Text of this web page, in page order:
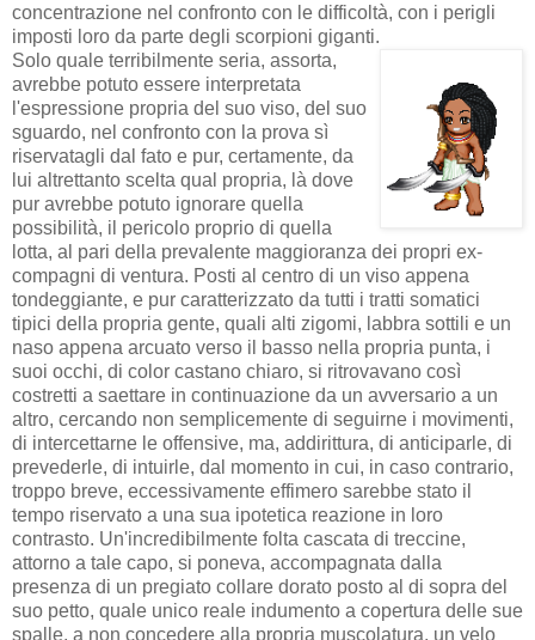
concentrazione nel confronto con le difficoltà, con i perigli
imposti loro da parte degli scorpioni giganti.
Solo quale terribilmente seria, assorta,
avrebbe potuto essere interpretata
l'espressione propria del suo viso, del suo
sguardo, nel confronto con la prova sì
riservatagli dal fato e pur, certamente, da
lui altrettanto scelta qual propria, là dove
pur avrebbe potuto ignorare quella
possibilità, il pericolo proprio di quella
lotta, al pari della prevalente maggioranza dei propri ex-
compagni di ventura. Posti al centro di un viso appena
tondeggiante, e pur caratterizzato da tutti i tratti somatici
tipici della propria gente, quali alti zigomi, labbra sottili e un
naso appena arcuato verso il basso nella propria punta, i
suoi occhi, di color castano chiaro, si ritrovavano così
costretti a saettare in continuazione da un avversario a un
altro, cercando non semplicemente di seguirne i movimenti,
di intercettarne le offensive, ma, addirittura, di anticiparle, di
prevederle, di intuirle, dal momento in cui, in caso contrario,
troppo breve, eccessivamente effimero sarebbe stato il
tempo riservato a una sua ipotetica reazione in loro
contrasto. Un'incredibilmente folta cascata di treccine,
attorno a tale capo, si poneva, accompagnata dalla
presenza di un pregiato collare dorato posto al di sopra del
suo petto, quale unico reale indumento a copertura delle sue
spalle, a non concedere alla propria muscolatura, un velo